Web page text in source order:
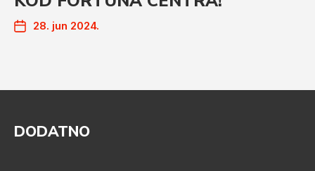
28. jun 2024.
DODATNO